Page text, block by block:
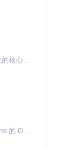
openEuler内核是openEuler操作系统的核心，既是系统性能与稳定性的基石，也是连接处理器、设备与服务的桥梁。
本仓库是 Flutter SDK 与 Flutter Engine 的 OpenHarmony 适配版本，由 CPF-Flutter 团队维护。开发者可使用熟悉的 Flutter 技术栈开发 OpenHarmony 应用，3.35.7 及以后的适配版本可基于本仓库源码构建支持 OpenHarmony 的 Flutter Engine。